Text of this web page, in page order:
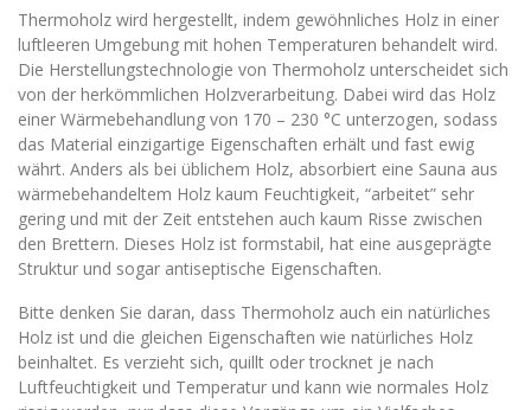
Thermoholz wird hergestellt, indem gewöhnliches Holz in einer
luftleeren Umgebung mit hohen Temperaturen behandelt wird.
Die Herstellungstechnologie von Thermoholz unterscheidet sich
von der herkömmlichen Holzverarbeitung. Dabei wird das Holz
einer Wärmebehandlung von 170 – 230 °C unterzogen, sodass
das Material einzigartige Eigenschaften erhält und fast ewig
währt. Anders als bei üblichem Holz, absorbiert eine Sauna aus
wärmebehandeltem Holz kaum Feuchtigkeit, “arbeitet” sehr
gering und mit der Zeit entstehen auch kaum Risse zwischen
den Brettern. Dieses Holz ist formstabil, hat eine ausgeprägte
Struktur und sogar antiseptische Eigenschaften.
Bitte denken Sie daran, dass Thermoholz auch ein natürliches
Holz ist und die gleichen Eigenschaften wie natürliches Holz
beinhaltet. Es verzieht sich, quillt oder trocknet je nach
Luftfeuchtigkeit und Temperatur und kann wie normales Holz